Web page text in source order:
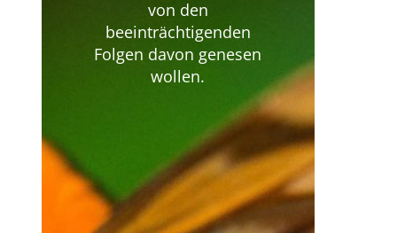
von den
beeinträchtigenden
Folgen davon genesen
wollen.